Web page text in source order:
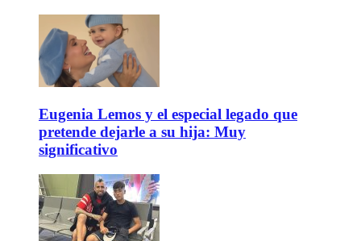
Eugenia Lemos y el especial legado que
pretende dejarle a su hija: Muy
significativo